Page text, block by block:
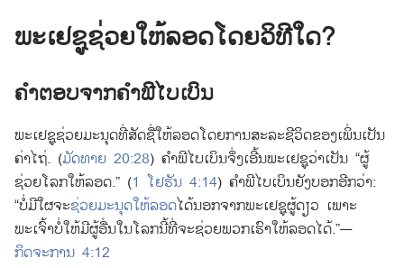
w
o
w
)
ພະ​ເຢຊູ​ຊ່ວຍ​ໃຫ້​ລອດ​ໂດຍ​ວິທີ​ໃດ?
ຄຳ​ຕອບ​ຈາກ​ຄຳພີ​ໄບເບິນ
ພະ​ເຢຊູ​ຊ່ວຍ​ມະນຸດ​ທີ່​ສັດຊື່​ໃຫ້​ລອດ​ໂດຍ​ການ​ສະລະ​ຊີວິດ​ຂອງ​ເພິ່ນ​ເປັນ​
ຄ່າໄຖ່. (ມັດທາຍ 20:28) ຄຳພີ​ໄບເບິນ​ຈຶ່ງ​ເອີ້ນ​ພະ​ເຢຊູ​ວ່າ​ເປັນ “ຜູ້​
ຊ່ວຍ​ໂລກ​ໃຫ້​ລອດ.” (1 ໂຢຮັນ 4:14) ຄຳພີ​ໄບເບິນ​ຍັງ​ບອກ​ອີກ​ວ່າ:
“ບໍ່​ມີ​ໃຜ​ຈະ​ຊ່ວຍ​ມະນຸດ​ໃຫ້​ລອດ​ໄດ້​ນອກ​ຈາກ​ພະ​ເຢຊູ​ຜູ້​ດຽວ ເພາະ​
ພະເຈົ້າ​ບໍ່​ໃຫ້​ມີ​ຜູ້​ອື່ນ​ໃນ​ໂລກ​ນີ້​ທີ່​ຈະ​ຊ່ວຍ​ພວກ​ເຮົາ​ໃຫ້​ລອດ​ໄດ້.”—
ກິດຈະການ 4:12